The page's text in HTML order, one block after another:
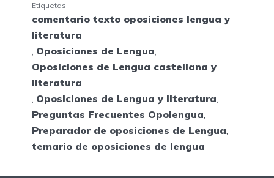
Etiquetas:
comentario texto oposiciones lengua y
literatura
, Oposiciones de Lengua,
Oposiciones de Lengua castellana y
literatura
, Oposiciones de Lengua y literatura,
Preguntas Frecuentes Opolengua,
Preparador de oposiciones de Lengua,
temario de oposiciones de lengua